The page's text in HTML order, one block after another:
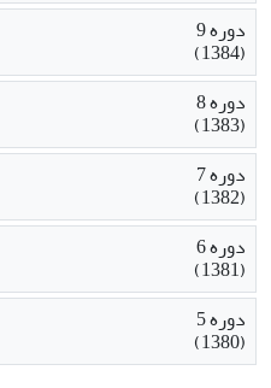
دوره 9
(1384)
دوره 8
(1383)
دوره 7
(1382)
دوره 6
(1381)
دوره 5
(1380)